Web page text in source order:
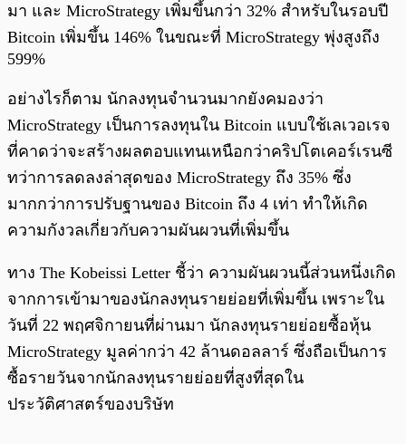
มา และ MicroStrategy เพิ่มขึ้นกว่า 32% สำหรับในรอบปี
Bitcoin เพิ่มขึ้น 146% ในขณะที่ MicroStrategy พุ่งสูงถึง
599%
อย่างไรก็ตาม นักลงทุนจำนวนมากยังคมองว่า
MicroStrategy เป็นการลงทุนใน Bitcoin แบบใช้เลเวอเรจ
ที่คาดว่าจะสร้างผลตอบแทนเหนือกว่าคริปโตเคอร์เรนซี
ทว่าการลดลงล่าสุดของ MicroStrategy ถึง 35% ซึ่ง
มากกว่าการปรับฐานของ Bitcoin ถึง 4 เท่า ทำให้เกิด
ความกังวลเกี่ยวกับความผันผวนที่เพิ่มขึ้น
ทาง The Kobeissi Letter ชี้ว่า ความผันผวนนี้ส่วนหนึ่งเกิด
จากการเข้ามาของนักลงทุนรายย่อยที่เพิ่มขึ้น เพราะใน
วันที่ 22 พฤศจิกายนที่ผ่านมา นักลงทุนรายย่อยซื้อหุ้น
MicroStrategy มูลค่ากว่า 42 ล้านดอลลาร์ ซึ่งถือเป็นการ
ซื้อรายวันจากนักลงทุนรายย่อยที่สูงที่สุดใน
ประวัติศาสตร์ของบริษัท